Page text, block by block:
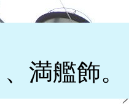
満艦飾。